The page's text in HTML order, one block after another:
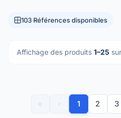
103 Références disponibles
Affichage des produits 1–25 sur
1 2 3